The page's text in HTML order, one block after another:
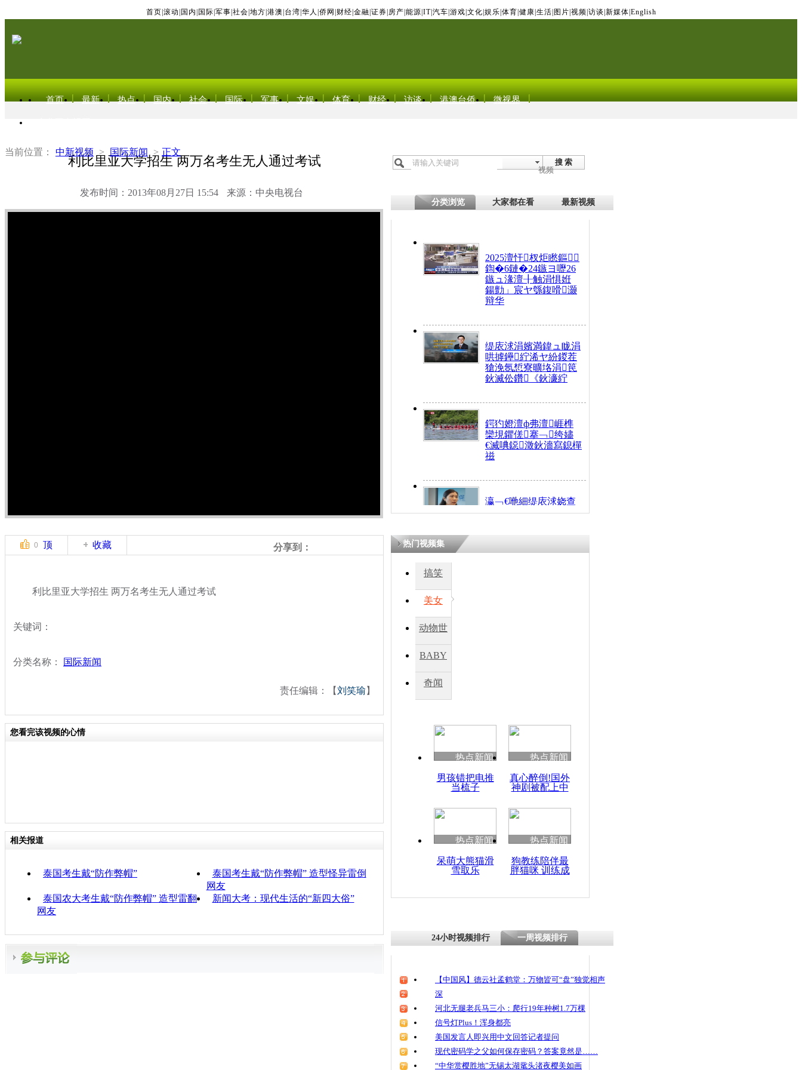
首页 滚动 国内 国际 军事 社会 地方 港澳 台湾 华人 侨网 财经 金融 证券 房产 能源 IT| 汽车 游戏 文化 娱乐 体育 健康 生活 图片 视频 访谈 新媒体 English
首页 最新 热点 国内 社会 国际 军事 文娱 体育 财经 访谈 港澳台侨 微视界
当前位置： 中新视频 > 国际新闻 > 正文
利比里亚大学招生 两万名考生无人通过考试
发布时间：2013年08月27日 15:54 来源：中央电视台
搜 索
视频
分类浏览 大家都在看 最新视频
2025澶忓杈炬矁鏂
鍧�6鏈�24鏃ヨ嚦26
鏃ュ湪澶╂触涓惧姙
鍚勯」宸ヤ綔鍑嗗灏
辩华
缇庡浗涓嬪満鍏ュ眬涓
哄摢鑸紵浠ヤ紛鍐茬
獊浼氬惁寮曠垎涓笢
鈥滅伀鑽《鈥濓紵
鍔犳嬁澶ф弗澶崕榫
欒垷鑺傞搴﹁绔嬧
€滅唺鐚澂鈥濇寫鎴樿
禌
瀛﹁€咃細缇庡浗娆查
€间笢鍗椾簹涓庝腑鍥
瘑灞€
0 顶 收藏 分享到：
利比里亚大学招生 两万名考生无人通过考试
关键词：
分类名称： 国际新闻
责任编辑：【刘笑瑜 】
您看完该视频的心情
相关报道
泰国考生戴“防作弊帽”
泰国考生戴“防作弊帽” 造型怪异雷倒
网友
泰国农大考生戴“防作弊帽” 造型雷翻
网友
新闻大考：现代生活的“新四大俗”
热门视频集
搞笑
美女
动物世
BABY
秀
奇闻
热点新闻
男孩错把电推
当梳子
热点新闻
真心醉倒!国外
神剧被配上中
热点新闻
呆萌大熊猫滑
雪取乐
热点新闻
狗教练陪伴最
胖猫咪 训练成
24小时视频排行 一周视频排行
【中国风】德云社孟鹤堂：万物皆可“盘”独觉相声
深
河北无腿老兵马三小：爬行19年种树1.7万棵
信号灯Plus！浑身都亮
美国发言人即兴用中文回答记者提问
现代密码学之父如何保存密码？答案竟然是……
“中华赏樱胜地”无锡太湖鼋头渚夜樱美如画